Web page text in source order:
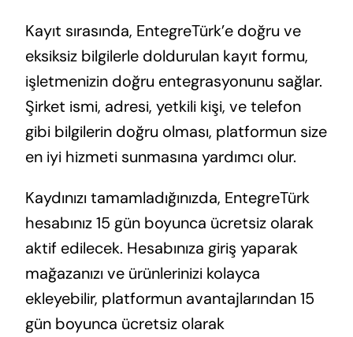
Kayıt sırasında, EntegreTürk’e doğru ve
eksiksiz bilgilerle doldurulan kayıt formu,
işletmenizin doğru entegrasyonunu sağlar.
Şirket ismi, adresi, yetkili kişi, ve telefon
gibi bilgilerin doğru olması, platformun size
en iyi hizmeti sunmasına yardımcı olur.
Kaydınızı tamamladığınızda, EntegreTürk
hesabınız 15 gün boyunca ücretsiz olarak
aktif edilecek. Hesabınıza giriş yaparak
mağazanızı ve ürünlerinizi kolayca
ekleyebilir, platformun avantajlarından 15
gün boyunca ücretsiz olarak